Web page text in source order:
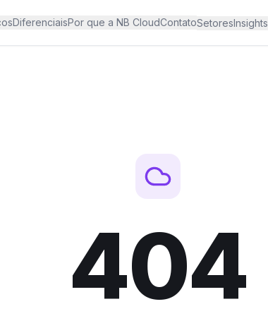
DiferenciaisPor que a NB CloudContatoSetoresInsights
404